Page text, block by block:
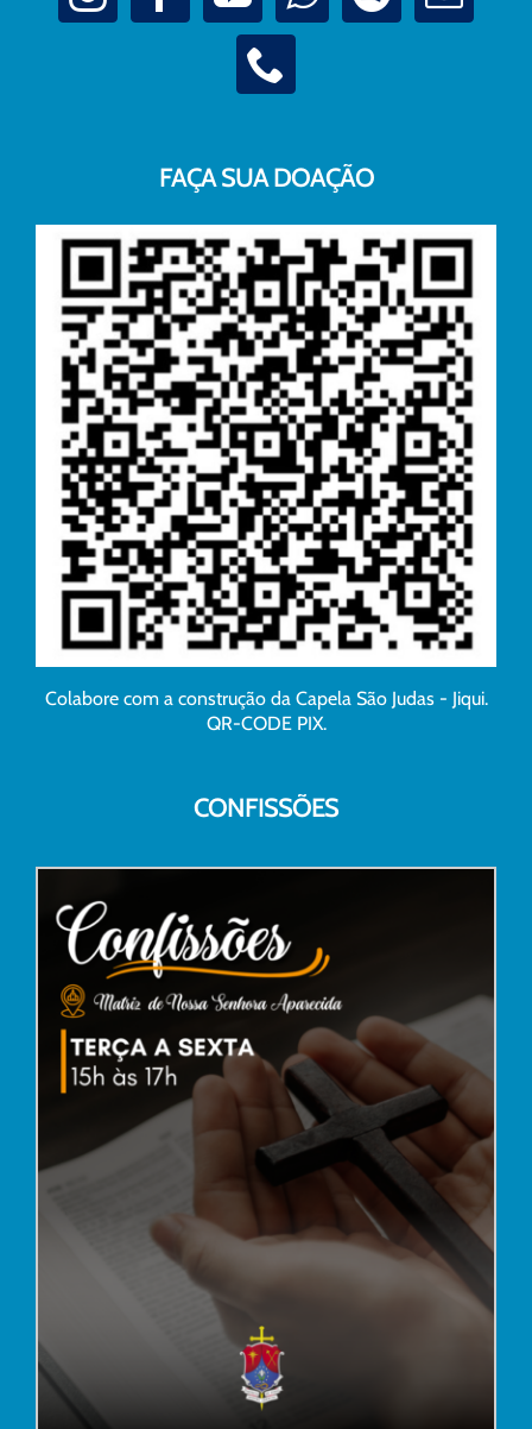
FAÇA SUA DOAÇÃO
Colabore com a construção da Capela São Judas - Jiqui.
QR-CODE PIX.
CONFISSÕES